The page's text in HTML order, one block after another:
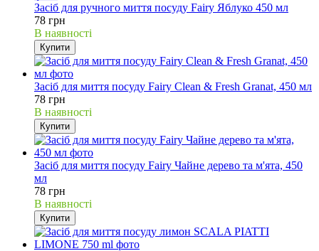
Засіб для ручного миття посуду Fairy Яблуко 450 мл
78 грн
В наявності
Купити
Засіб для миття посуду Fairy Clean & Fresh Granat, 450 мл
78 грн
В наявності
Купити
Засіб для миття посуду Fairy Чайне дерево та м'ята, 450
мл
78 грн
В наявності
Купити